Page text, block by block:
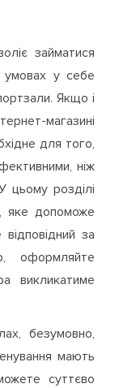
займатися
у себе
Якщо і
магазині
для того,
ніж
цьому розділі
яке допоможе
за
оформляйте
викликатиме
безумовно,
мають
суттєво